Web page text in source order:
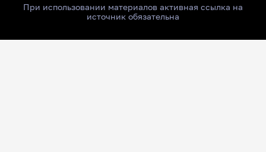
При использовании материалов активная ссылка на
источник обязательна